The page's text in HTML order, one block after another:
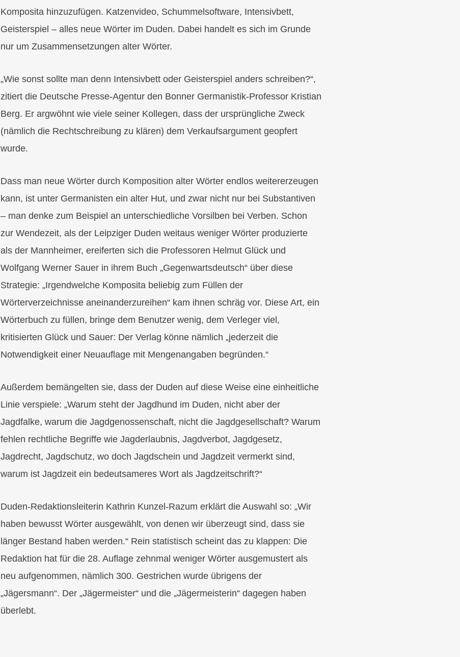
Komposita hinzuzufügen. Katzenvideo, Schummelsoftware, Intensivbett,
Geisterspiel – alles neue Wörter im Duden. Dabei handelt es sich im Grunde
nur um Zusammensetzungen alter Wörter.
„Wie sonst sollte man denn Intensivbett oder Geisterspiel anders schreiben?“,
zitiert die Deutsche Presse-Agentur den Bonner Germanistik-Professor Kristian
Berg. Er argwöhnt wie viele seiner Kollegen, dass der ursprüngliche Zweck
(nämlich die Rechtschreibung zu klären) dem Verkaufsargument geopfert
wurde.
Dass man neue Wörter durch Komposition alter Wörter endlos weitererzeugen
kann, ist unter Germanisten ein alter Hut, und zwar nicht nur bei Substantiven
– man denke zum Beispiel an unterschiedliche Vorsilben bei Verben. Schon
zur Wendezeit, als der Leipziger Duden weitaus weniger Wörter produzierte
als der Mannheimer, ereiferten sich die Professoren Helmut Glück und
Wolfgang Werner Sauer in ihrem Buch „Gegenwartsdeutsch“ über diese
Strategie: „Irgendwelche Komposita beliebig zum Füllen der
Wörterverzeichnisse aneinanderzureihen“ kam ihnen schräg vor. Diese Art, ein
Wörterbuch zu füllen, bringe dem Benutzer wenig, dem Verleger viel,
kritisierten Glück und Sauer: Der Verlag könne nämlich „jederzeit die
Notwendigkeit einer Neuauflage mit Mengenangaben begründen.“
Außerdem bemängelten sie, dass der Duden auf diese Weise eine einheitliche
Linie verspiele: „Warum steht der Jagdhund im Duden, nicht aber der
Jagdfalke, warum die Jagdgenossenschaft, nicht die Jagdgesellschaft? Warum
fehlen rechtliche Begriffe wie Jagderlaubnis, Jagdverbot, Jagdgesetz,
Jagdrecht, Jagdschutz, wo doch Jagdschein und Jagdzeit vermerkt sind,
warum ist Jagdzeit ein bedeutsameres Wort als Jagdzeitschrift?“
Duden-Redaktionsleiterin Kathrin Kunzel-Razum erklärt die Auswahl so: „Wir
haben bewusst Wörter ausgewählt, von denen wir überzeugt sind, dass sie
länger Bestand haben werden.“ Rein statistisch scheint das zu klappen: Die
Redaktion hat für die 28. Auflage zehnmal weniger Wörter ausgemustert als
neu aufgenommen, nämlich 300. Gestrichen wurde übrigens der
„Jägersmann“. Der „Jägermeister“ und die „Jägermeisterin“ dagegen haben
überlebt.